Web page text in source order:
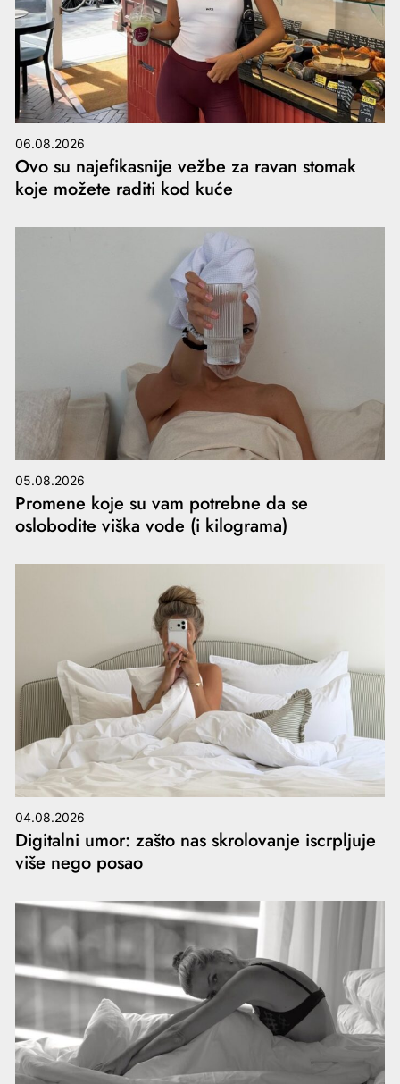
06.08.2026
Ovo su najefikasnije vežbe za ravan stomak
koje možete raditi kod kuće
05.08.2026
Promene koje su vam potrebne da se
oslobodite viška vode (i kilograma)
04.08.2026
Digitalni umor: zašto nas skrolovanje iscrpljuje
više nego posao